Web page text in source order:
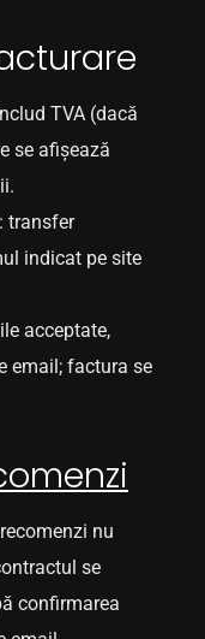
TVA (dacă
se afișează
transfer
indicat pe site
acceptate,
email; factura se
nu
se
confirmarea